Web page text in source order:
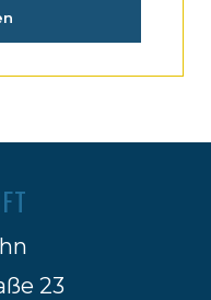
23